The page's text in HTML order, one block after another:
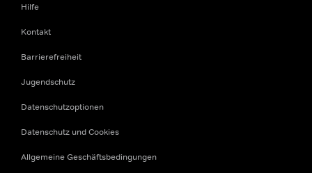
Hilfe
Kontakt
Barrierefreiheit
Jugendschutz
Datenschutzoptionen
Datenschutz und Cookies
Allgemeine Geschäftsbedingungen